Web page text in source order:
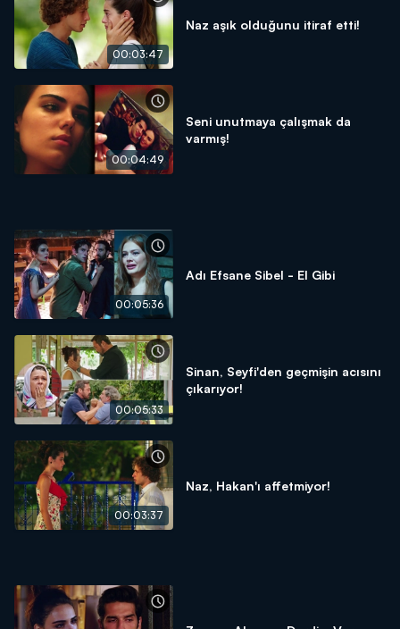
00:03:47
Naz aşık olduğunu itiraf etti!
00:04:49
Seni unutmaya çalışmak da
varmış!
00:05:36
Adı Efsane Sibel - El Gibi
00:05:33
Sinan, Seyfi'den geçmişin acısını
çıkarıyor!
00:03:37
Naz, Hakan'ı affetmiyor!